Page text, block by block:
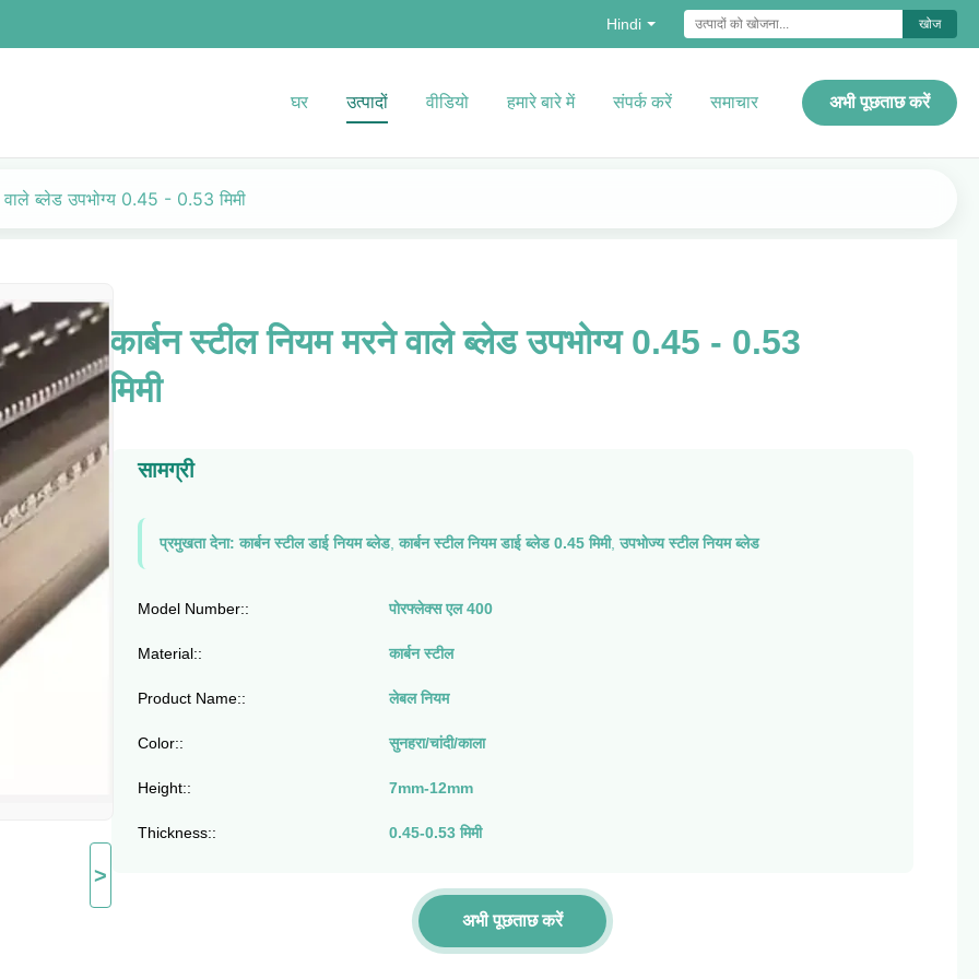
Hindi खोज
घर उत्पादों वीडियो हमारे बारे में संपर्क करें समाचार अभी पूछताछ करें
वाले ब्लेड उपभोग्य 0.45 - 0.53 मिमी
>
कार्बन स्टील नियम मरने वाले ब्लेड उपभोग्य 0.45 - 0.53
मिमी
सामग्री
प्रमुखता देना: कार्बन स्टील डाई नियम ब्लेड,कार्बन स्टील नियम डाई ब्लेड 0.45 मिमी,उपभोज्य स्टील नियम ब्लेड
Model Number:: पोरफ्लेक्स एल 400
Material:: कार्बन स्टील
Product Name:: लेबल नियम
Color:: सुनहरा/चांदी/काला
Height:: 7mm-12mm
Thickness:: 0.45-0.53 मिमी
अभी पूछताछ करें